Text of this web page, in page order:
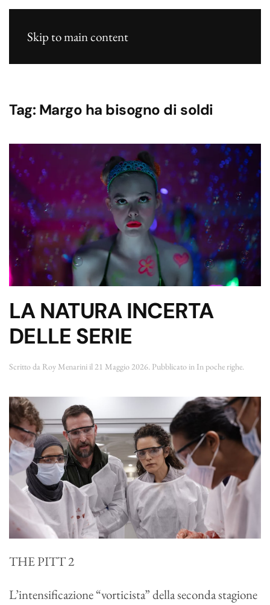
Skip to main content
Tag: Margo ha bisogno di soldi
LA NATURA INCERTA
DELLE SERIE
Scritto da Roy Menarini il 21 Maggio 2026 . Pubblicato in In poche righe
THE PITT 2
L’intensificazione “vorticista” della seconda stagione